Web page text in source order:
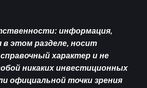
информация,
в этом разделе, носит
характер и не
никаких инвестиционных
официальной точки зрения